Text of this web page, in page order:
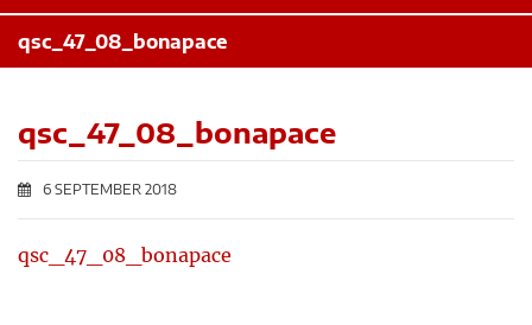
qsc_47_08_bonapace
qsc_47_08_bonapace
6 SEPTEMBER 2018
qsc_47_08_bonapace